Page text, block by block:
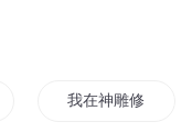
我在神雕修仙